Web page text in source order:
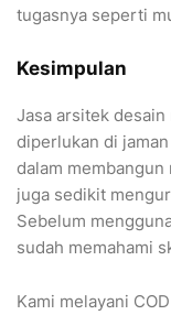
tugasnya seperti
Kesimpulan
Jasa arsitek
diperlukan di
dalam membangun
juga sedikit
Sebelum
sudah memahami
Kami melayani